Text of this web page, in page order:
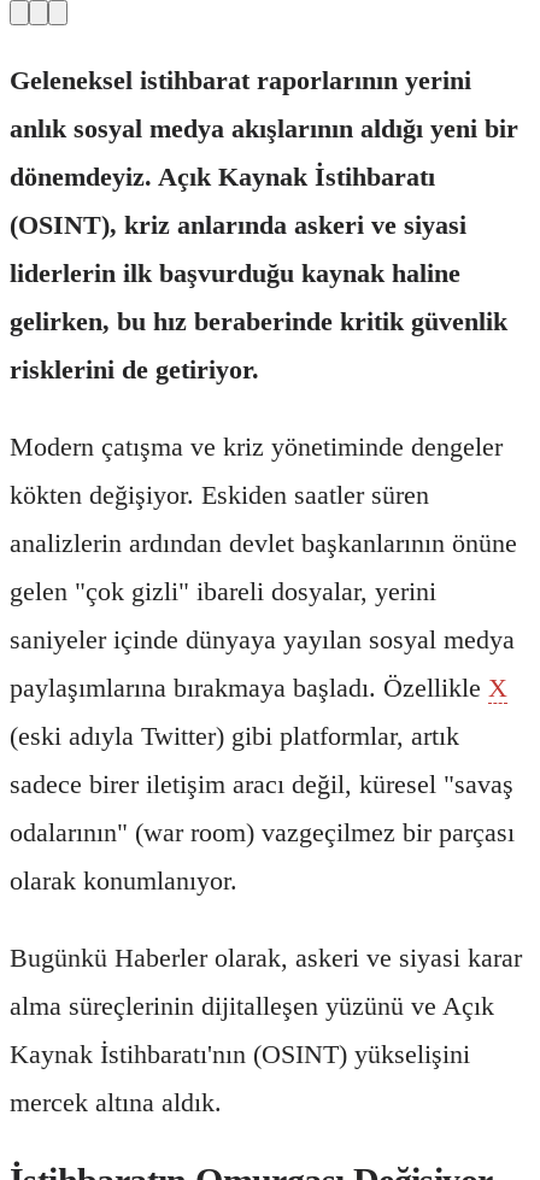
Geleneksel istihbarat raporlarının yerini
anlık sosyal medya akışlarının aldığı yeni bir
dönemdeyiz. Açık Kaynak İstihbaratı
(OSINT), kriz anlarında askeri ve siyasi
liderlerin ilk başvurduğu kaynak haline
gelirken, bu hız beraberinde kritik güvenlik
risklerini de getiriyor.
Modern çatışma ve kriz yönetiminde dengeler
kökten değişiyor. Eskiden saatler süren
analizlerin ardından devlet başkanlarının önüne
gelen "çok gizli" ibareli dosyalar, yerini
saniyeler içinde dünyaya yayılan sosyal medya
paylaşımlarına bırakmaya başladı. Özellikle X
(eski adıyla Twitter) gibi platformlar, artık
sadece birer iletişim aracı değil, küresel "savaş
odalarının" (war room) vazgeçilmez bir parçası
olarak konumlanıyor.
Bugünkü Haberler olarak, askeri ve siyasi karar
alma süreçlerinin dijitalleşen yüzünü ve Açık
Kaynak İstihbaratı'nın (OSINT) yükselişini
mercek altına aldık.